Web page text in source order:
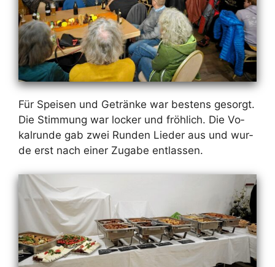
Für Spei­sen und Ge­trän­ke war bes­tens ge­sorgt.
Die Stim­mung war lo­cker und fröh­lich. Die Vo­
kal­run­de gab zwei Run­den Lie­der aus und wur­
de erst nach ei­ner Zu­ga­be ent­las­sen.